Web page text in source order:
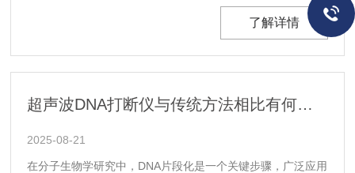
菌、病毒、芽孢等微生物，还能确保物品在灭菌过程中的完整
性和安全性。本文将详细介绍它在不同领域的应用，以及其在
保障安全方面的重要作用。二、原理工作原理是利用高压
蒸......
了解详情
超声波DNA打断仪与传统方法相比有何优势？
2025-08-21
在分子生物学研究中，DNA片段化是一个关键步骤，广泛应用